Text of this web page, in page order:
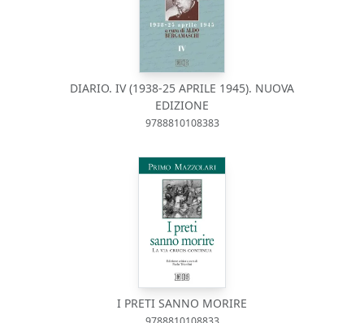
DIARIO. IV (1938-25 APRILE 1945). NUOVA
EDIZIONE
9788810108383
I PRETI SANNO MORIRE